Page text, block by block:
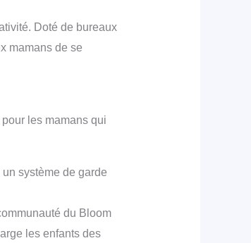
Doté de bureaux
mamans de se
les mamans qui
système de garde
du Bloom
les enfants des